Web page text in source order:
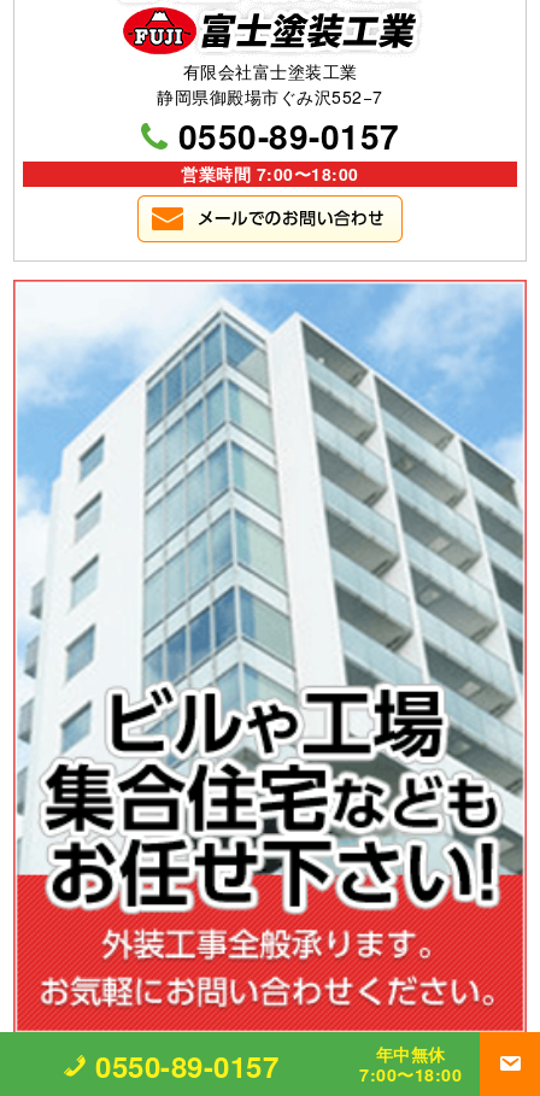
有限会社富士塗装工業
静岡県御殿場市ぐみ沢552−7
0550-89-0157
営業時間 7:00〜18:00
0550-89-0157
年中無休
7:00〜18:00